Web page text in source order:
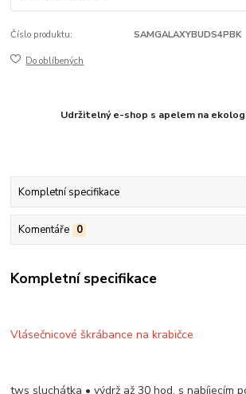
Číslo produktu: SAMGALAXYBUDS4PBK
Do oblíbených
Udržitelný e-shop s apelem na
Kompletní specifikace
Komentáře 0
Kompletní specifikace
Vlásečnicové škrábance na krabičce
tws sluchátka • výdrž až 30 hod. s nabíjecím